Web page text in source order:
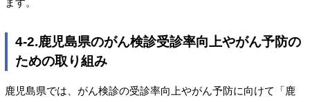
ます。
4-2.鹿児島県のがん検診受診率向上やがん予防の
ための取り組み
鹿児島県では、がん検診の受診率向上やがん予防に向けて「鹿